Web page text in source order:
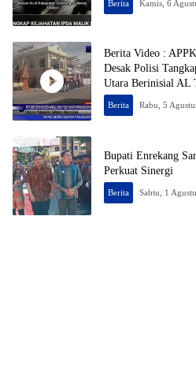
Berita Kamis, 6
Berita Video :
Desak Polisi
Utara Berinisial AL
Emas Ilegal
Berita Rabu, 5
Bupati Enrekang
Perkuat Sinergi
Berita Sabtu, 1